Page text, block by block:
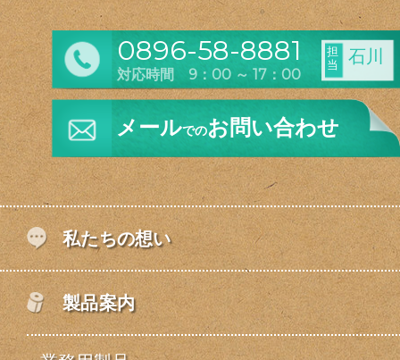
0896-58-8881
対応時間 9：00 ～ 17：00
担
当
石川
メールでのお問い合わせ
私たちの想い
製品案内